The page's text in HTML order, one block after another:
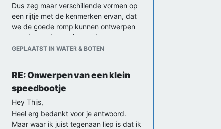
Dus zeg maar verschillende vormen op
een rijtje met de kenmerken ervan, dat
we de goede romp kunnen ontwerpen
aan de hand van of meerdere
voorbeelden. Want me als we alleen
Groetjes Jarno
GEPLAATST IN WATER & BOTEN
RE: Onwerpen van een klein
speedbootje
Hey Thijs,
Heel erg bedankt voor je antwoord.
Maar waar ik juist tegenaan liep is dat ik